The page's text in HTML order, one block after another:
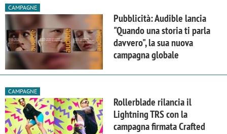
CAMPAGNE
Pubblicità: Audible lancia
"Quando una storia ti parla
davvero", la sua nuova
campagna globale
CAMPAGNE
Rollerblade rilancia il
Lightning TRS con la
campagna firmata Crafted